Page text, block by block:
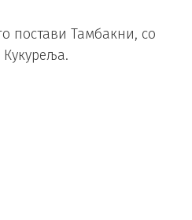
постави Тамбакни, со